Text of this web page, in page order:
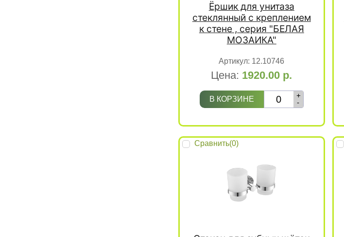
Ёршик для унитаза
стеклянный с креплением
к стене , серия "БЕЛАЯ
МОЗАИКА"
Артикул: 12.10746
Цена: 1920.00 р.
В КОРЗИНЕ -
+
Сравнить(0)